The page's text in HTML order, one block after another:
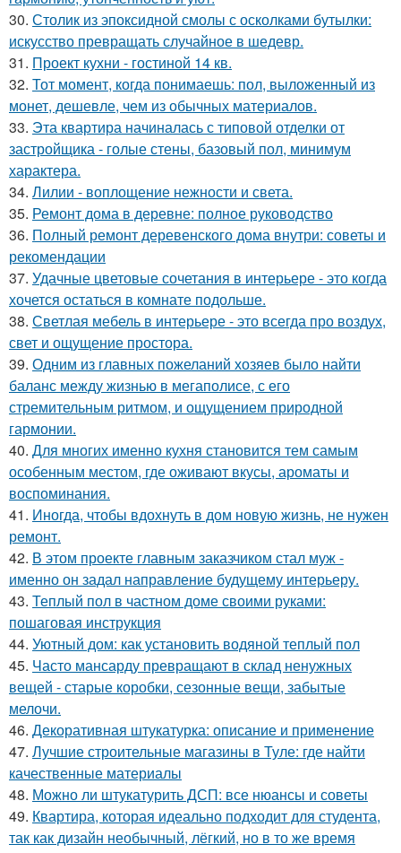
30. Столик из эпоксидной смолы с осколками бутылки:
искусство превращать случайное в шедевр.
31. Проект кухни - гостиной 14 кв.
32. Тот момент, когда понимаешь: пол, выложенный из
монет, дешевле, чем из обычных материалов.
33. Эта квартира начиналась с типовой отделки от
застройщика - голые стены, базовый пол, минимум
характера.
34. Лилии - воплощение нежности и света.
35. Ремонт дома в деревне: полное руководство
36. Полный ремонт деревенского дома внутри: советы и
рекомендации
37. Удачные цветовые сочетания в интерьере - это когда
хочется остаться в комнате подольше.
38. Светлая мебель в интерьере - это всегда про воздух,
свет и ощущение простора.
39. Одним из главных пожеланий хозяев было найти
баланс между жизнью в мегаполисе, с его
стремительным ритмом, и ощущением природной
гармонии.
40. Для многих именно кухня становится тем самым
особенным местом, где оживают вкусы, ароматы и
воспоминания.
41. Иногда, чтобы вдохнуть в дом новую жизнь, не нужен
ремонт.
42. В этом проекте главным заказчиком стал муж -
именно он задал направление будущему интерьеру.
43. Теплый пол в частном доме своими руками:
пошаговая инструкция
44. Уютный дом: как установить водяной теплый пол
45. Часто мансарду превращают в склад ненужных
вещей - старые коробки, сезонные вещи, забытые
мелочи.
46. Декоративная штукатурка: описание и применение
47. Лучшие строительные магазины в Туле: где найти
качественные материалы
48. Можно ли штукатурить ДСП: все нюансы и советы
49. Квартира, которая идеально подходит для студента,
так как дизайн необычный, лёгкий, но в то же время